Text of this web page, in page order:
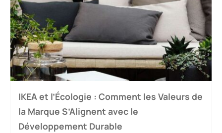
IKEA et l’Écologie : Comment les Valeurs de
la Marque S’Alignent avec le
Développement Durable